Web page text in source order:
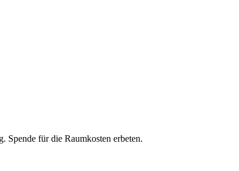
Spende für die Raumkosten erbeten.